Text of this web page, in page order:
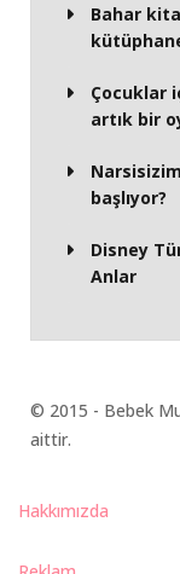
Bahar
Çocuklar
artık bir
başlıyor?
Disney
Anlar
© 2015 - Bebek
aittir.
Hakkımızda